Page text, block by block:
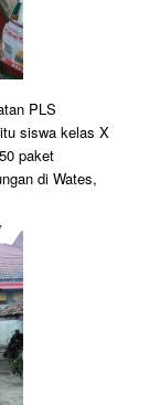
PLS
siswa kelas X
paket
di Wates,